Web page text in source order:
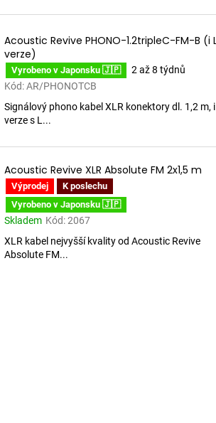
Acoustic Revive PHONO-1.2tripleC-FM-B (i
verze)
Vyrobeno v Japonsku 🇯🇵
2 až 8 týdnů
Kód:AR/PHONOTCB
Signálový phono kabel XLR konektory dl. 1,2 m, i
verze s L...
Acoustic Revive XLR Absolute FM 2x1,5 m
Výprodej
K poslechu
Vyrobeno v Japonsku 🇯🇵
Skladem Kód:2067
XLR kabel nejvyšší kvality od Acoustic Revive
Absolute FM...